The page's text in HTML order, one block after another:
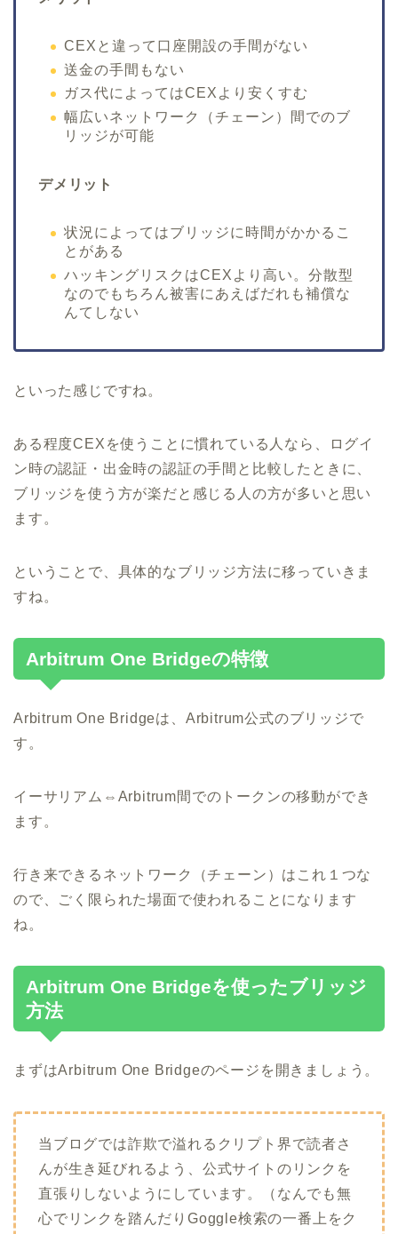
CEXと違って口座開設の手間がない
送金の手間もない
ガス代によってはCEXより安くすむ
幅広いネットワーク（チェーン）間でのブ
リッジが可能
デメリット
状況によってはブリッジに時間がかかるこ
とがある
ハッキングリスクはCEXより高い。分散型
なのでもちろん被害にあえばだれも補償な
んてしない
といった感じですね。
ある程度CEXを使うことに慣れている人なら、ログイ
ン時の認証・出金時の認証の手間と比較したときに、
ブリッジを使う方が楽だと感じる人の方が多いと思い
ます。
ということで、具体的なブリッジ方法に移っていきま
すね。
Arbitrum One Bridgeの特徴
Arbitrum One Bridgeは、Arbitrum公式のブリッジで
す。
イーサリアム⇔Arbitrum間でのトークンの移動ができ
ます。
行き来できるネットワーク（チェーン）はこれ１つな
ので、ごく限られた場面で使われることになります
ね。
Arbitrum One Bridgeを使ったブリッジ
方法
まずはArbitrum One Bridgeのページを開きましょう。
当ブログでは詐欺で溢れるクリプト界で読者さ
んが生き延びれるよう、公式サイトのリンクを
直張りしないようにしています。（なんでも無
心でリンクを踏んだりGoggle検索の一番上をク